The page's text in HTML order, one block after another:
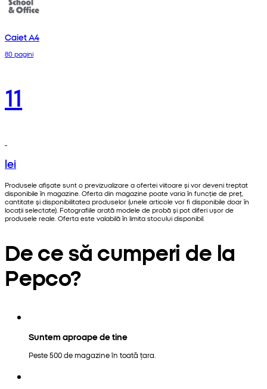
Caiet A4
80 pagini
11
lei
Produsele afișate sunt o previzualizare a ofertei viitoare și vor deveni treptat
disponibile în magazine. Oferta din magazine poate varia în funcție de preț,
cantitate și disponibilitatea produselor (unele articole vor fi disponibile doar în
locații selectate). Fotografiile arată modele de probă și pot diferi ușor de
produsele reale. Oferta este valabilă în limita stocului disponibil.
De ce să cumperi de la
Pepco?
Suntem aproape de tine
Peste 500 de magazine în toată țara.